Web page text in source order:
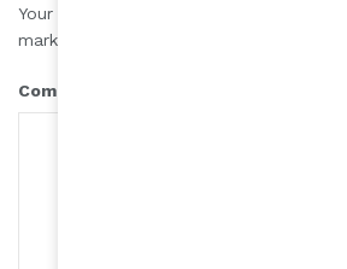
Your email address will not be published.
marked
Comment